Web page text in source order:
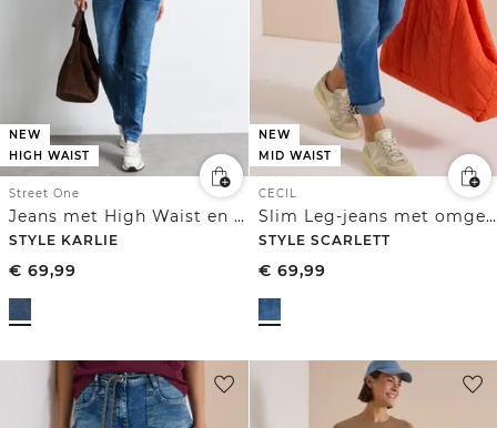
NEW
HIGH WAIST
Street One
Jeans met High Waist en wijd uitlopende pijpen in een Loose Fit-pasvorm
STYLE KARLIE
€ 69,99
NEW
MID WAIST
CECIL
Slim Leg-jeans met omgeslagen pijpen en luipaardprintband
STYLE SCARLETT
€ 69,99